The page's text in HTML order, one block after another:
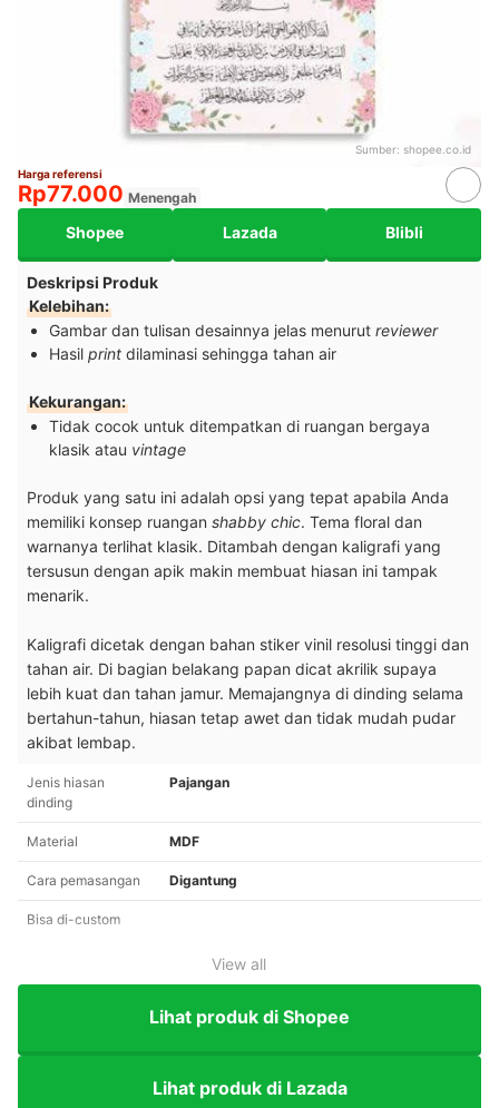
Sumber: shopee.co.id
Harga referensi
Rp77.000 Menengah
Shopee Lazada Blibli
Deskripsi Produk
Kelebihan:
Gambar dan tulisan desainnya jelas menurut reviewer
Hasil print dilaminasi sehingga tahan air
Kekurangan:
Tidak cocok untuk ditempatkan di ruangan bergaya
klasik atau vintage
Produk yang satu ini adalah opsi yang tepat apabila Anda
memiliki konsep ruangan shabby chic. Tema floral dan
warnanya terlihat klasik. Ditambah dengan kaligrafi yang
tersusun dengan apik makin membuat hiasan ini tampak
menarik.
Kaligrafi dicetak dengan bahan stiker vinil resolusi tinggi dan
tahan air. Di bagian belakang papan dicat akrilik supaya
lebih kuat dan tahan jamur. Memajangnya di dinding selama
bertahun-tahun, hiasan tetap awet dan tidak mudah pudar
akibat lembap.
Jenis hiasan
dinding
Pajangan
Material MDF
Cara pemasangan Digantung
Bisa di-custom
View all
Lihat produk di Shopee
Lihat produk di Lazada